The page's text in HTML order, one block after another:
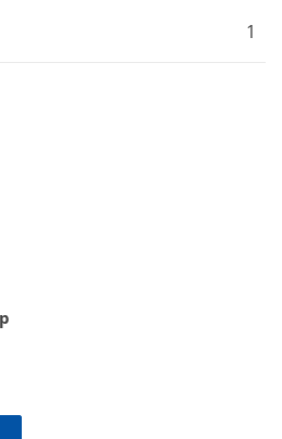
1